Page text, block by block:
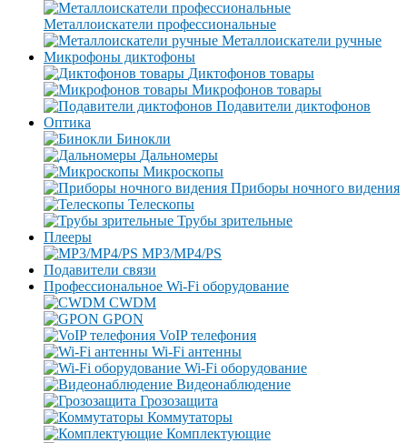
Металлоискатели профессиональные
Металлоискатели ручные
Микрофоны диктофоны
Диктофонов товары
Микрофонов товары
Подавители диктофонов
Оптика
Бинокли
Дальномеры
Микроскопы
Приборы ночного видения
Телескопы
Трубы зрительные
Плееры
MP3/MP4/PS
Подавители связи
Профессиональное Wi-Fi оборудование
CWDM
GPON
VoIP телефония
Wi-Fi антенны
Wi-Fi оборудование
Видеонаблюдение
Грозозащита
Коммутаторы
Комплектующие